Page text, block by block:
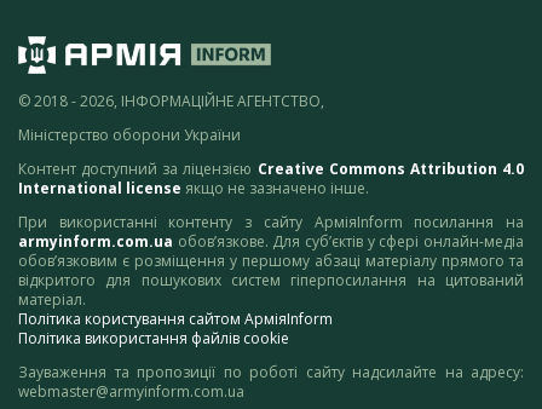
© 2018 - 2026, ІНФОРМАЦІЙНЕ АГЕНТСТВО,
Міністерство оборони України
Контент доступний за ліцензією Creative Commons Attribution 4.0
International license якщо не зазначено інше.
При використанні контенту з сайту АрміяInform посилання на
armyinform.com.ua обов’язкове. Для суб’єктів у сфері онлайн-медіа
обов’язковим є розміщення у першому абзаці матеріалу прямого та
відкритого для пошукових систем гіперпосилання на цитований
матеріал.
Політика користування сайтом АрміяInform
Політика використання файлів cookie
Зауваження та пропозиції по роботі сайту надсилайте на адресу:
webmaster@armyinform.com.ua